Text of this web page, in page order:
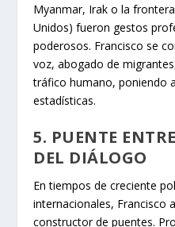
Myanmar, Irak o la
Unidos) fueron gestos
poderosos. Francisco se
voz, abogado de
tráfico humano, poniendo
estadísticas.
5. PUENTE
DEL DIÁLOGO
En tiempos de creciente
internacionales, Francisco
constructor de puentes.